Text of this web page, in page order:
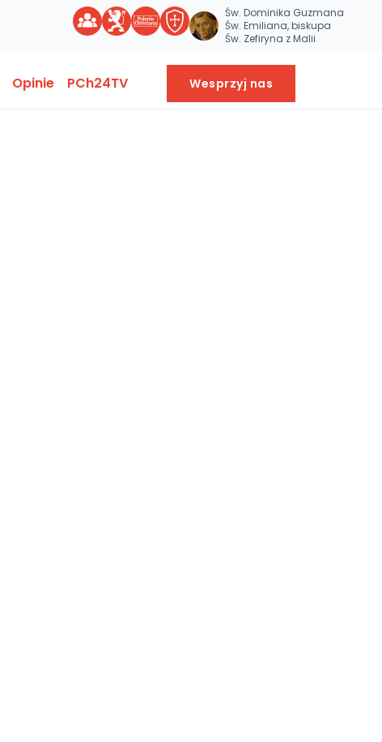
Św. Dominika Guzmana
Św. Emiliana, biskupa
Św. Zefiryna z Malii
Opinie PCh24TV Wesprzyj nas